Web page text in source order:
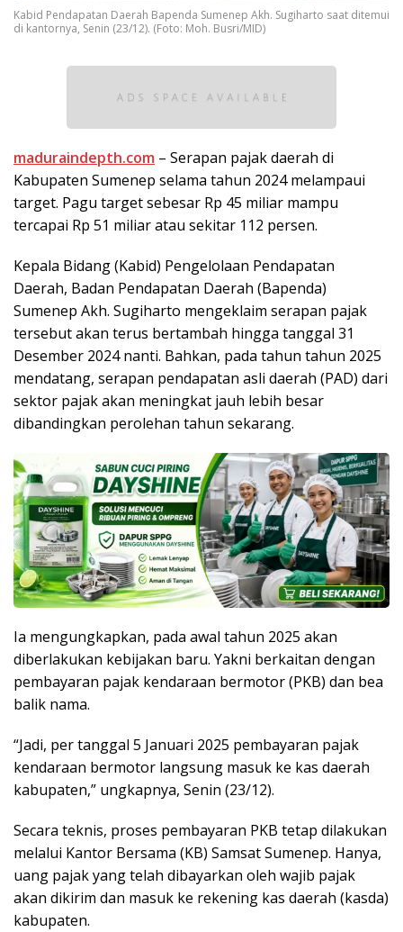
Kabid Pendapatan Daerah Bapenda Sumenep Akh. Sugiharto saat ditemui
di kantornya, Senin (23/12). (Foto: Moh. Busri/MID)
maduraindepth.com – Serapan pajak daerah di
Kabupaten Sumenep selama tahun 2024 melampaui
target. Pagu target sebesar Rp 45 miliar mampu
tercapai Rp 51 miliar atau sekitar 112 persen.
Kepala Bidang (Kabid) Pengelolaan Pendapatan
Daerah, Badan Pendapatan Daerah (Bapenda)
Sumenep Akh. Sugiharto mengeklaim serapan pajak
tersebut akan terus bertambah hingga tanggal 31
Desember 2024 nanti. Bahkan, pada tahun tahun 2025
mendatang, serapan pendapatan asli daerah (PAD) dari
sektor pajak akan meningkat jauh lebih besar
dibandingkan perolehan tahun sekarang.
Ia mengungkapkan, pada awal tahun 2025 akan
diberlakukan kebijakan baru. Yakni berkaitan dengan
pembayaran pajak kendaraan bermotor (PKB) dan bea
balik nama.
“Jadi, per tanggal 5 Januari 2025 pembayaran pajak
kendaraan bermotor langsung masuk ke kas daerah
kabupaten,” ungkapnya, Senin (23/12).
Secara teknis, proses pembayaran PKB tetap dilakukan
melalui Kantor Bersama (KB) Samsat Sumenep. Hanya,
uang pajak yang telah dibayarkan oleh wajib pajak
akan dikirim dan masuk ke rekening kas daerah (kasda)
kabupaten.